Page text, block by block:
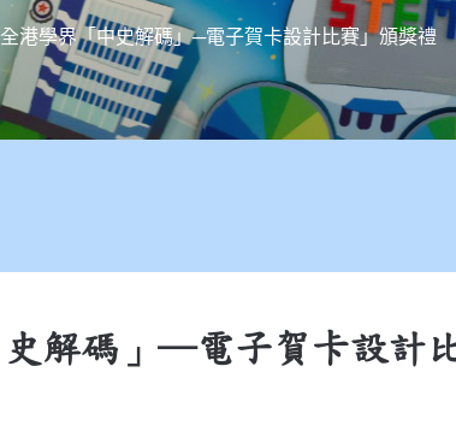
全港學界「中史解碼」─電子賀卡設計比賽」頒獎禮
史解碼」─電子賀卡設計